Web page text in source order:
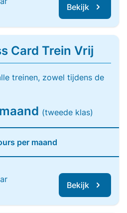
Bekijk
Card Trein Vrij
treinen, zowel tijdens de
(tweede klas)
per maand
Bekijk